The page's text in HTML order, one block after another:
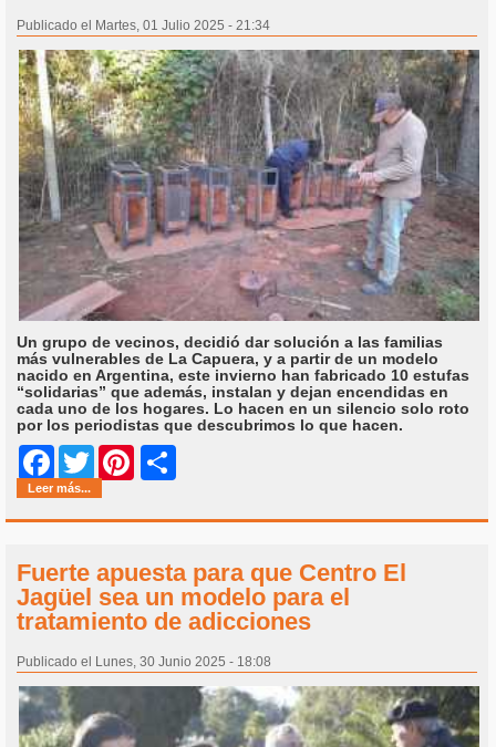
Publicado el Martes, 01 Julio 2025 - 21:34
Un grupo de vecinos, decidió dar solución a las familias
más vulnerables de La Capuera, y a partir de un modelo
nacido en Argentina, este invierno han fabricado 10 estufas
“solidarias” que además, instalan y dejan encendidas en
cada uno de los hogares. Lo hacen en un silencio solo roto
por los periodistas que descubrimos lo que hacen.
Facebook
Twitter Pinterest
Leer más...
Fuerte apuesta para que Centro El
Jagüel sea un modelo para el
tratamiento de adicciones
Publicado el Lunes, 30 Junio 2025 - 18:08